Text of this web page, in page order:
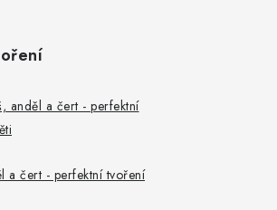
anděl a čert - perfektní
a čert - perfektní tvoření